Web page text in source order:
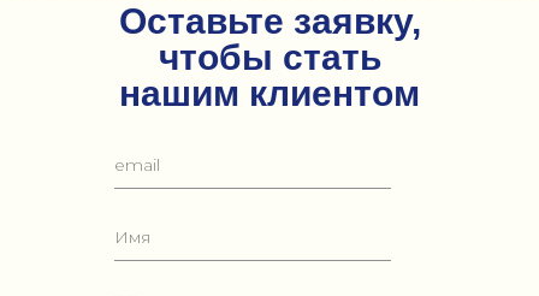
Оставьте заявку,
чтобы стать
нашим клиентом